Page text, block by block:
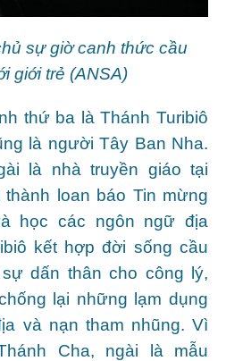
sự giờ canh thức cầu
giới trẻ (ANSA)
thứ ba là Thánh Turibiô
là người Tây Ban Nha.
là nhà truyền giáo tại
loan báo Tin mừng
học các ngôn ngữ địa
kết hợp đời sống cầu
dấn thân cho công lý,
lại những lạm dụng
và nạn tham nhũng. Vì
Cha, ngài là mẫu